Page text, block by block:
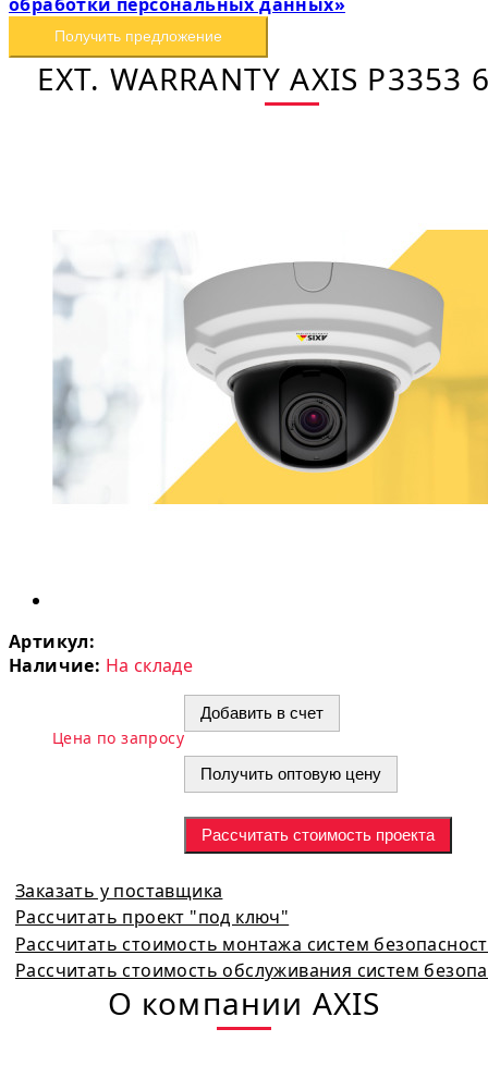
Получить предложение
EXT. WARRANTY AXIS P3353
Артикул:
Наличие: На складе
Цена по запросу
Добавить в счет
Получить оптовую цену
Рассчитать стоимость проекта
Заказать у поставщика
Рассчитать проект "под ключ"
Рассчитать стоимость монтажа систем
Рассчитать стоимость обслуживания систем
О компании AXIS